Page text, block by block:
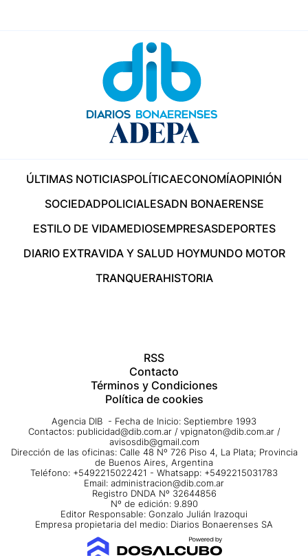
ÚLTIMAS NOTICIASPOLÍTICAECONOMÍAOPINIÓN
SOCIEDADPOLICIALESADN BONAERENSE
ESTILO DE VIDAMEDIOSEMPRESASDEPORTES
DIARIO EXTRAVIDA Y SALUD HOYMUNDO MOTOR
TRANQUERAHISTORIA
RSS
Contacto
Términos y Condiciones
Política de cookies
Agencia DIB - Fecha de Inicio: Septiembre 1993
Contactos: publicidad@dib.com.ar / vpignaton@dib.com.ar /
avisosdib@gmail.com
Dirección de las oficinas: Calle 48 Nº 726 Piso 4, La Plata; Provincia
de Buenos Aires, Argentina
Teléfono: +5492215022421 - Whatsapp: +5492215031783
Email: administracion@dib.com.ar
Registro DNDA Nº 32644856
Nº de edición: 9.890
Editor Responsable: Gonzalo Julián Irazoqui
Empresa propietaria del medio: Diarios Bonaerenses SA